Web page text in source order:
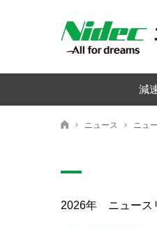
減
ニデックドライブテ
ニュース ニュ
2026年 ニュース